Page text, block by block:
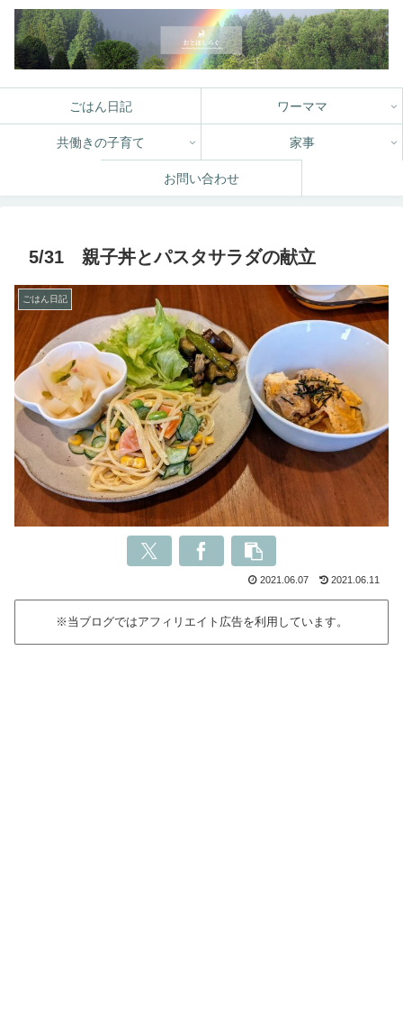
ごはん日記 ワーママ
共働きの子育て 家事
お問い合わせ
5/31 親子丼とパスタサラダの献立
ごはん日記
2021.06.07 2021.06.11
※当ブログではアフィリエイト広告を利用しています。